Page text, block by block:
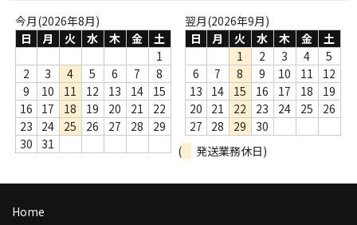
Webのみ no.2
Webのみ no.3
Webのみ no.4
売り切れ
今月(2026年8月)
日
月 火 水 木 金
土
1
2
3 4 5 6 7
8
9
10 11 12 13 14
15
16
17 18 19 20 21
22
23
24 25 26 27 28
29
30
31
翌月(2026年9月)
日
月 火 水 木 金
土
1
2 3 4
5
6
7 8 9 10 11
12
13
14 15 16 17 18
19
20
21 22 23 24 25
26
27
28 29
30
(
発送業務休日)
Home